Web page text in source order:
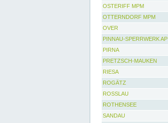
OSTERIFF MPM
OTTERNDORF MPM
OVER
PINNAU-SPERRWERK AP
PIRNA
PRETZSCH-MAUKEN
RIESA
ROGÄTZ
ROSSLAU
ROTHENSEE
SANDAU